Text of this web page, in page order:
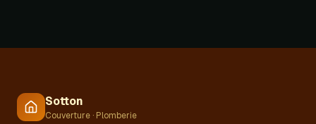
Sotton
Couverture · Plomberie